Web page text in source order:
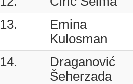
13.
Emina
Kulosman
14.
Draganović
Šeherzada